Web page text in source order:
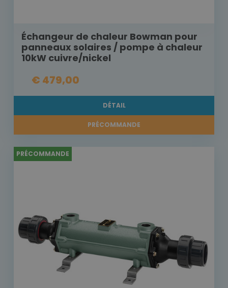
Échangeur de chaleur Bowman pour
panneaux solaires / pompe à chaleur
10kW cuivre/nickel
€ 479,00
DÉTAIL
PRÉCOMMANDE
PRÉCOMMANDE